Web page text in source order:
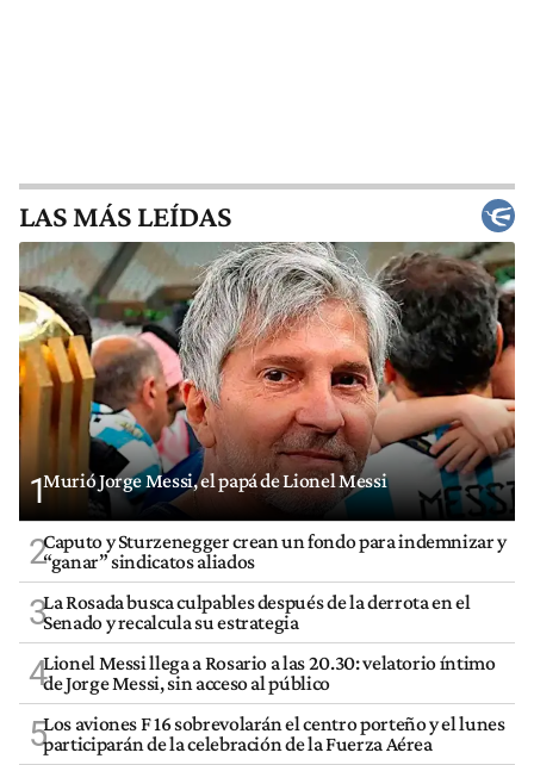
LAS MÁS LEÍDAS
1Murió Jorge Messi, el papá de Lionel Messi
2Caputo y Sturzenegger crean un fondo para indemnizar y
“ganar” sindicatos aliados
3La Rosada busca culpables después de la derrota en el
Senado y recalcula su estrategia
4Lionel Messi llega a Rosario a las 20.30: velatorio íntimo
de Jorge Messi, sin acceso al público
5Los aviones F 16 sobrevolarán el centro porteño y el lunes
participarán de la celebración de la Fuerza Aérea